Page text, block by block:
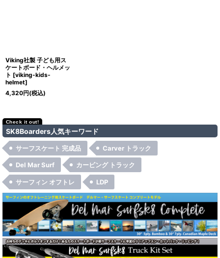
Viking社製 子ども用ス
ケートボード・ヘルメッ
ト [viking-kids-
helmet]
4,320円(税込)
SK8Boarders人気キーワード
サーフスケート 完成品 Carver トラック
Del Mar Surf カービング トラック
サーフィン オフトレ LDP